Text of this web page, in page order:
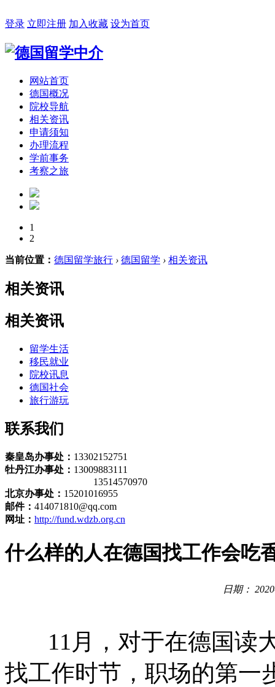
登录 立即注册 加入收藏 设为首页
网站首页
德国概况
院校导航
相关资讯
申请须知
办理流程
学前事务
考察之旅
1
2
当前位置： 德国留学旅行 › 德国留学 › 相关资讯
相关资讯
相关资讯
留学生活
移民就业
院校讯息
德国社会
旅行游玩
联系我们
秦皇岛办事处： 13302152751
牡丹江办事处： 13009883111
13514570970
北京办事处： 15201016955
邮件： 414071810@qq.com
网址： http://fund.wdzb.org.cn
什么样的人在德国找工作会吃
日期：
11月，对于在德国读
找工作时节，职场的第一